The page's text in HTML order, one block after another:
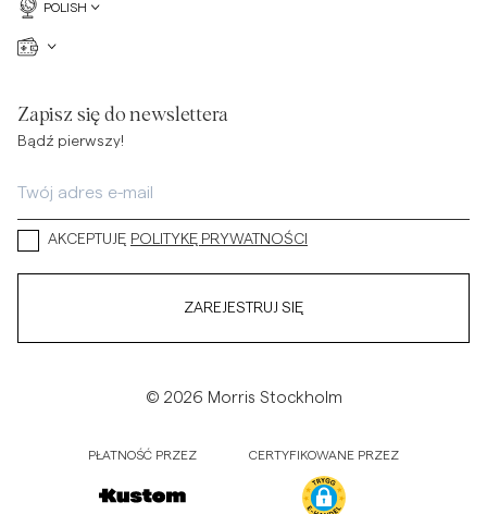
POLISH
Zapisz się do newslettera
Bądź pierwszy!
AKCEPTUJĘ POLITYKĘ PRYWATNOŚCI
ZAREJESTRUJ SIĘ
© 2026 Morris Stockholm
PŁATNOŚĆ PRZEZ CERTYFIKOWANE PRZEZ